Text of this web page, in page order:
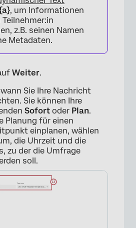
, um Informationen
Teilnehmer:in
z.B. seinen Namen
Metadaten.
Weiter.
Sie Ihre Nachricht
Sie können Ihre
Sofort oder Plan.
Planung für einen
einplanen, wählen
die Uhrzeit und die
zu der die Umfrage
soll.